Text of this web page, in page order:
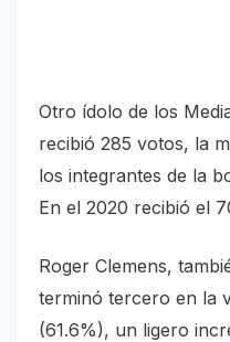
Otro ídolo de los
recibió 285 votos, la
los integrantes de la
En el 2020 recibió el
Roger Clemens,
terminó tercero en la
(61.6%), un ligero